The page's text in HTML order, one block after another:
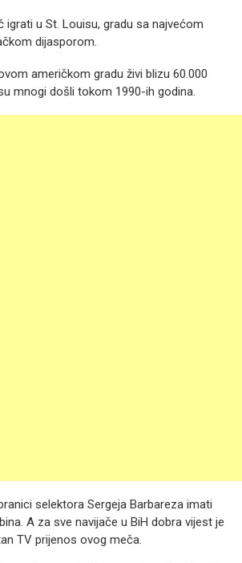
igrati u St. Louisu, gradu sa najvećom
dijasporom.
američkom gradu živi blizu 60.000
mnogi došli tokom 1990-ih godina.
selektora Sergeja Barbareza imati
A za sve navijače u BiH dobra vijest je
TV prijenos ovog meča.